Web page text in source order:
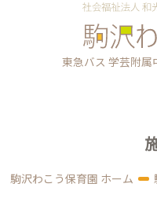
東急バス 学芸附
駒沢わこう保育園 ホーム